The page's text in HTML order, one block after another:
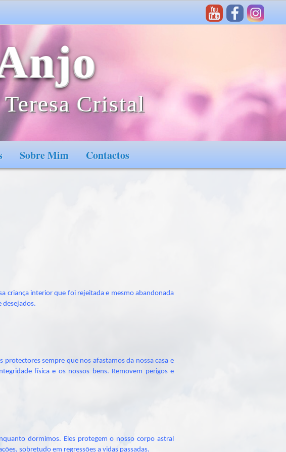
Cristal
Sobre Mim Contactos
criança interior que foi rejeitada e mesmo abandonada
desejados.
protectores sempre que nos afastamos da nossa casa e
física e os nossos bens. Removem perigos e
dormimos. Eles protegem o nosso corpo astral
sobretudo em regressões a vidas passadas.